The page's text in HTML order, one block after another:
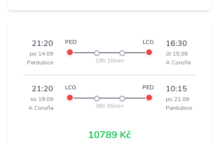
21:20
po 14.09
Pardubice
PED LCG
19h 10min
16:30
út 15.09
A Coruña
21:20
so 19.09
A Coruña
LCG PED
36h 55min
10:15
po 21.09
Pardubice
10789 Kč